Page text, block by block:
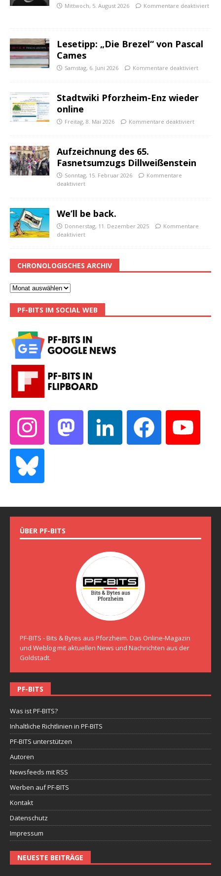
Mittwoch, 5. August 2026 Kommentare deaktiviert
Lesetipp: „Die Brezel“ von Pascal
Cames
Samstag, 6. Juni 2026 Kommentare deaktiviert
Stadtwiki Pforzheim-Enz wieder
online
Freitag, 8. Mai 2026 Kommentare deaktiviert
Aufzeichnung des 65.
Fasnetsumzugs Dillweißenstein
Sonntag, 15. Februar 2026
Kommentare
deaktiviert
We’ll be back.
Donnerstag, 11. Dezember 2025
Kommentare
deaktiviert
CHRONOLOGISCHES ARCHIV
PF-BITS IM SOCIAL WEB
ÜBER PF-BITS
PF-BITS - Bits & Bytes aus Pforzheim. Das Online-Magazin
und Weblog mit aktuellen News und Nachrichten aus der
Goldstadt.
PF-BITS
Was ist PF-BITS?
Inhaltliche Richtlinien in PF-BITS
PF-BITS unterstützen
Autoren
Newsfeeds mit RSS
Werben auf PF-BITS
Kontakt
Datenschutz
Impressum
NEUESTE BEITRÄGE